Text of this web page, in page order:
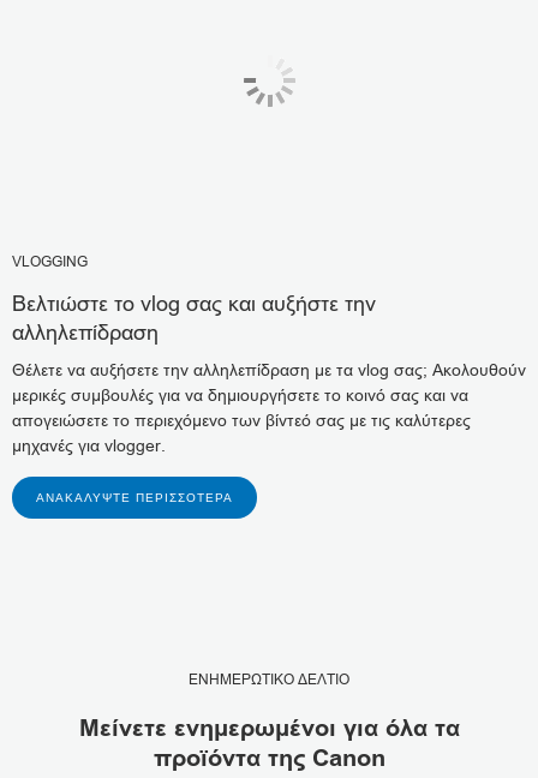
VLOGGING
Βελτιώστε το vlog σας και αυξήστε την
αλληλεπίδραση
Θέλετε να αυξήσετε την αλληλεπίδραση με τα vlog σας; Ακολουθούν
μερικές συμβουλές για να δημιουργήσετε το κοινό σας και να
απογειώσετε το περιεχόμενο των βίντεό σας με τις καλύτερες
μηχανές για vlogger.
ΑΝΑΚΑΛΎΨΤΕ ΠΕΡΙΣΣΌΤΕΡΑ
ΕΝΗΜΕΡΩΤΙΚΟ ΔΕΛΤΙΟ
Μείνετε ενημερωμένοι για όλα τα
προϊόντα της Canon